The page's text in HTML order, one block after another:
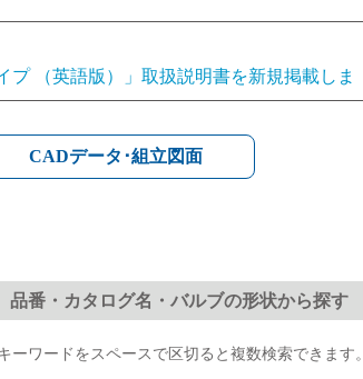
プ （英語版）」取扱説明書を新規掲載しま
（日本語版）」取扱説明書を更新しまし
CADデータ･組立図面
品番・カタログ名・バルブの形状から探す
ーワードをスペースで区切ると複数検索できます。